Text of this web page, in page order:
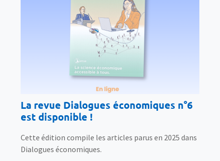
La revue Dialogues économiques n°6
est disponible !
Cette édition compile les articles parus en 2025 dans
Dialogues économiques.